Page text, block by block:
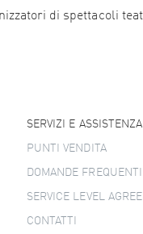
di spettacoli
SERVIZI E ASSISTENZA
PUNTI VENDITA
DOMANDE FREQUENTI
SERVICE LEVEL
CONTATTI